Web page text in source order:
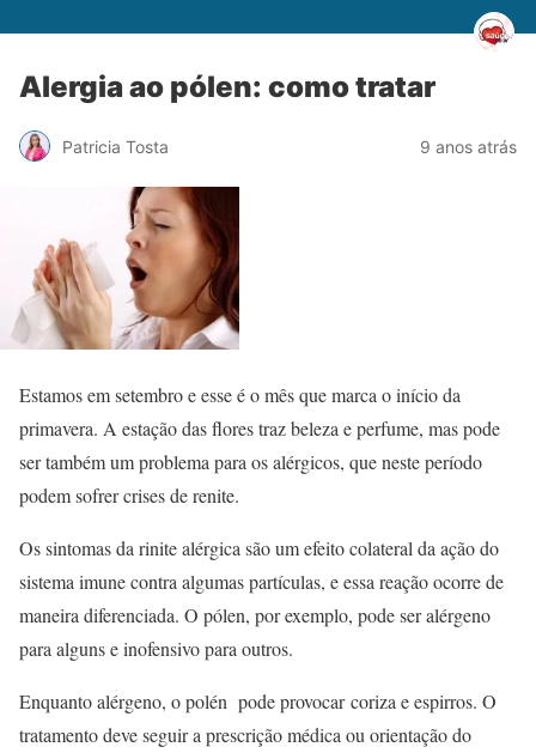
Alergia ao pólen: como tratar
Patricia Tosta 9 anos atrás
Estamos em setembro e esse é o mês que marca o início da
primavera. A estação das flores traz beleza e perfume, mas pode
ser também um problema para os alérgicos, que neste período
podem sofrer crises de renite.
Os sintomas da rinite alérgica são um efeito colateral da ação do
sistema imune contra algumas partículas, e essa reação ocorre de
maneira diferenciada. O pólen, por exemplo, pode ser alérgeno
para alguns e inofensivo para outros.
Enquanto alérgeno, o polén pode provocar coriza e espirros. O
tratamento deve seguir a prescrição médica ou orientação do